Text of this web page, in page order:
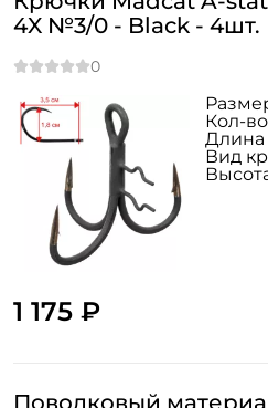
4X №3/0 - Black - 4шт.
1 175 ₽
Кол-
Длина
Вид
Поводковый